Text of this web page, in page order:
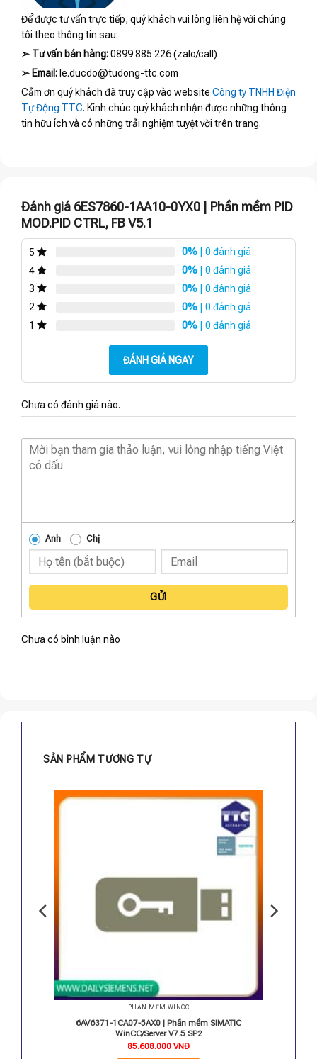
Để được tư vấn trực tiếp, quý khách vui lòng liên hệ với chúng
tôi theo thông tin sau:
➢ Tư vấn bán hàng:0899 885 226 (zalo/call)
➢ Email: le.ducdo@tudong-ttc.com
Cảm ơn quý khách đã truy cập vào website Công ty TNHH Điện
Tự Động TTC. Kính chúc quý khách nhận được những thông
tin hữu ích và có những trải nghiệm tuyệt vời trên trang.
Đánh giá 6ES7860-1AA10-0YX0 | Phần mềm PID
MOD.PID CTRL, FB V5.1
5 0% | 0 đánh giá
4
0% | 0 đánh giá
3
0% | 0 đánh giá
2
0% | 0 đánh giá
1
0% | 0 đánh giá
ĐÁNH GIÁ NGAY
Chưa có đánh giá nào.
Anh Chị
GỬI
Chưa có bình luận nào
SẢN PHẨM TƯƠNG TỰ
PHẦN MỀM WINCC
6AV6371-1CA07-5AX0 | Phần mềm SIMATIC
WinCC/Server V7.5 SP2
85.608.000 VNĐ